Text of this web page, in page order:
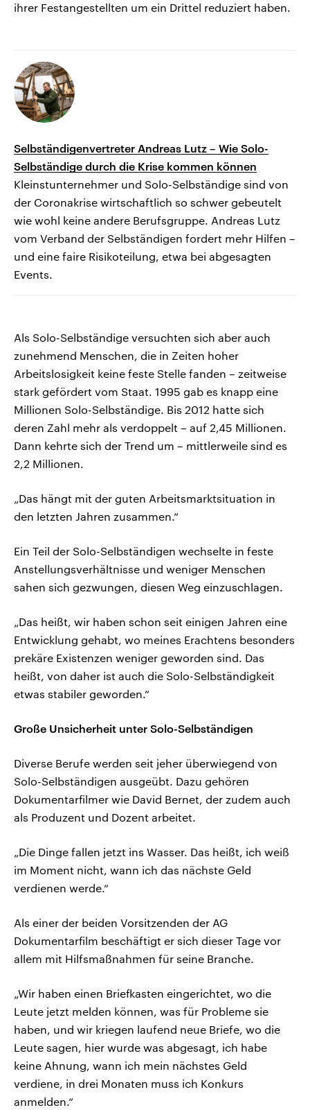
ihrer Festangestellten um ein Drittel reduziert haben.
Selbständigenvertreter Andreas Lutz – Wie Solo-
Selbständige durch die Krise kommen können
Kleinstunternehmer und Solo-Selbständige sind von
der Coronakrise wirtschaftlich so schwer gebeutelt
wie wohl keine andere Berufsgruppe. Andreas Lutz
vom Verband der Selbständigen fordert mehr Hilfen –
und eine faire Risikoteilung, etwa bei abgesagten
Events.
Als Solo-Selbständige versuchten sich aber auch
zunehmend Menschen, die in Zeiten hoher
Arbeitslosigkeit keine feste Stelle fanden – zeitweise
stark gefördert vom Staat. 1995 gab es knapp eine
Millionen Solo-Selbständige. Bis 2012 hatte sich
deren Zahl mehr als verdoppelt – auf 2,45 Millionen.
Dann kehrte sich der Trend um – mittlerweile sind es
2,2 Millionen.
„Das hängt mit der guten Arbeitsmarktsituation in
den letzten Jahren zusammen.“
Ein Teil der Solo-Selbständigen wechselte in feste
Anstellungsverhältnisse und weniger Menschen
sahen sich gezwungen, diesen Weg einzuschlagen.
„Das heißt, wir haben schon seit einigen Jahren eine
Entwicklung gehabt, wo meines Erachtens besonders
prekäre Existenzen weniger geworden sind. Das
heißt, von daher ist auch die Solo-Selbständigkeit
etwas stabiler geworden.“
Große Unsicherheit unter Solo-Selbständigen
Diverse Berufe werden seit jeher überwiegend von
Solo-Selbständigen ausgeübt. Dazu gehören
Dokumentarfilmer wie David Bernet, der zudem auch
als Produzent und Dozent arbeitet.
„Die Dinge fallen jetzt ins Wasser. Das heißt, ich weiß
im Moment nicht, wann ich das nächste Geld
verdienen werde.“
Als einer der beiden Vorsitzenden der AG
Dokumentarfilm beschäftigt er sich dieser Tage vor
allem mit Hilfsmaßnahmen für seine Branche.
„Wir haben einen Briefkasten eingerichtet, wo die
Leute jetzt melden können, was für Probleme sie
haben, und wir kriegen laufend neue Briefe, wo die
Leute sagen, hier wurde was abgesagt, ich habe
keine Ahnung, wann ich mein nächstes Geld
verdiene, in drei Monaten muss ich Konkurs
anmelden.“